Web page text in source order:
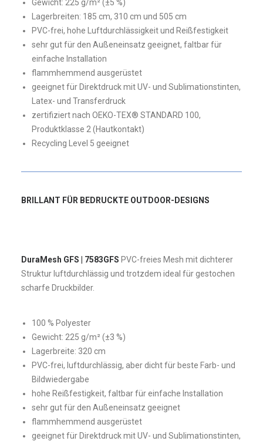
Gewicht: 225 g/m² (±5 %)
Lagerbreiten: 185 cm, 310 cm und 505 cm
PVC-frei, hohe Luftdurchlässigkeit und Reißfestigkeit
sehr gut für den Außeneinsatz geeignet, faltbar für
einfache Installation
flammhemmend ausgerüstet
geeignet für Direktdruck mit UV- und Sublimationstinten,
Latex- und Transferdruck
zertifiziert nach OEKO-TEX® STANDARD 100,
Produktklasse 2 (Hautkontakt)
Recycling Level 5 geeignet
BRILLANT FÜR BEDRUCKTE OUTDOOR-DESIGNS
DuraMesh GFS | 7583GFS PVC-freies Mesh mit dichterer
Struktur luftdurchlässig und trotzdem ideal für gestochen
scharfe Druckbilder.
100 % Polyester
Gewicht: 225 g/m² (±3 %)
Lagerbreite: 320 cm
PVC-frei, luftdurchlässig, aber dicht für beste Farb- und
Bildwiedergabe
hohe Reißfestigkeit, faltbar für einfache Installation
sehr gut für den Außeneinsatz geeignet
flammhemmend ausgerüstet
geeignet für Direktdruck mit UV- und Sublimationstinten,